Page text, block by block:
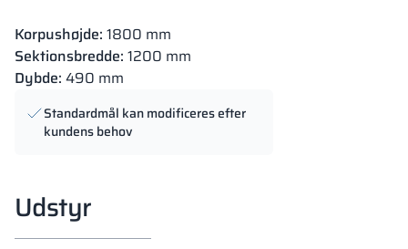
Korpushøjde: 1800 mm
Sektionsbredde: 1200 mm
Dybde: 490 mm
Standardmål kan modificeres efter
kundens behov
Udstyr